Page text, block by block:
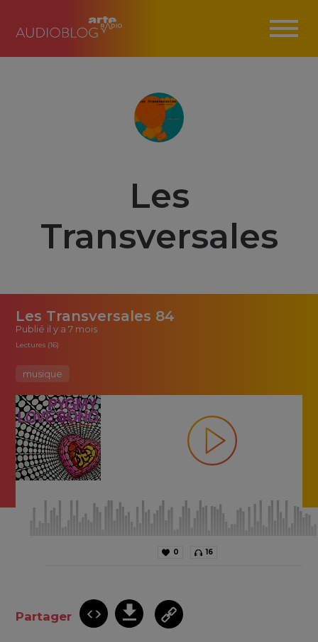
Les
Transversales
Les Transversales 84
Publié il y a 7 mois
Lectures (16)
musique
0 16
Partager